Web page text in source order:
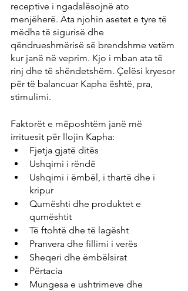
receptive i ngadalësojnë ato
menjëherë. Ata njohin asetet e tyre të
mëdha të sigurisë dhe
qëndrueshmërisë së brendshme vetëm
kur janë në veprim. Kjo i mban ata të
rinj dhe të shëndetshëm. Çelësi kryesor
për të balancuar Kapha është, pra,
stimulimi.
Faktorët e mëposhtëm janë më
irrituesit për llojin Kapha:
Fjetja gjatë ditës
Ushqimi i rëndë
Ushqimi i ëmbël, i thartë dhe i
kripur
Qumështi dhe produktet e
qumështit
Të ftohtë dhe të lagësht
Pranvera dhe fillimi i verës
Sheqeri dhe ëmbëlsirat
Përtacia
Mungesa e ushtrimeve dhe